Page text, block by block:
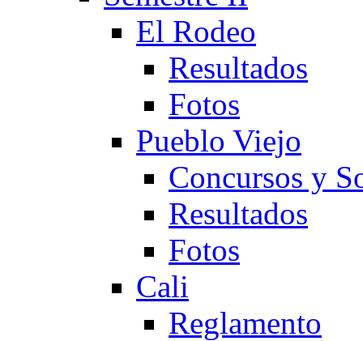
El Rodeo
Resultados
Fotos
Pueblo Viejo
Concursos y
Resultados
Fotos
Cali
Reglamento